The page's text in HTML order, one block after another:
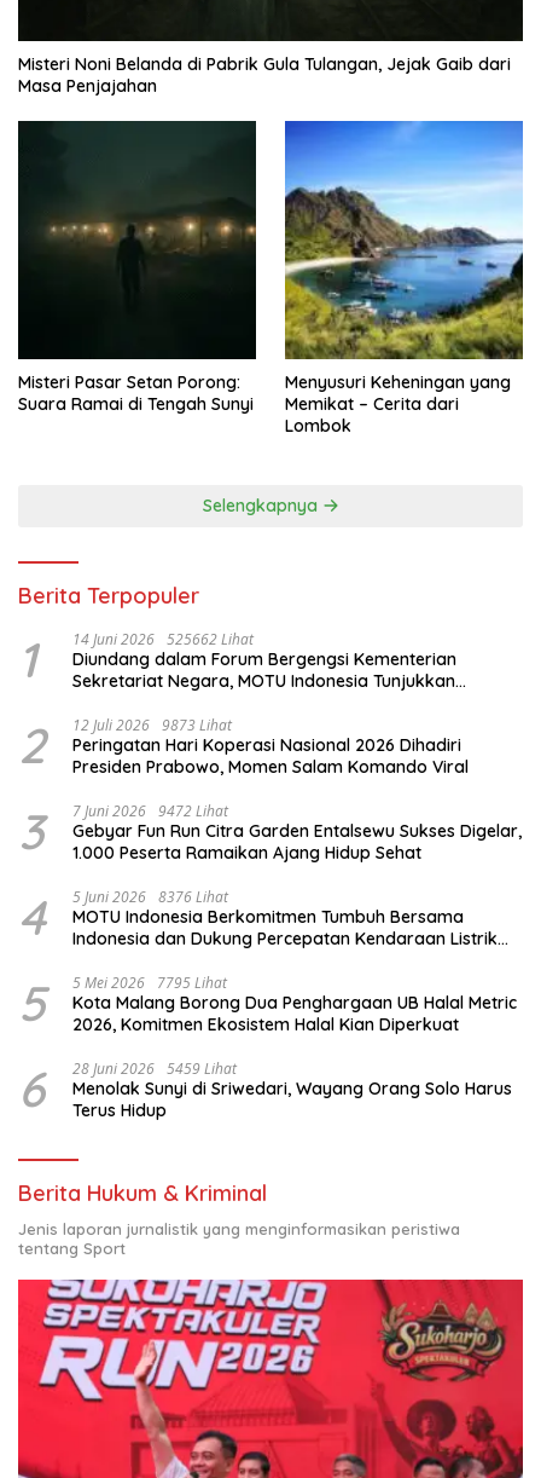
Misteri Noni Belanda di Pabrik Gula Tulangan, Jejak Gaib dari
Masa Penjajahan
Misteri Pasar Setan Porong:
Suara Ramai di Tengah Sunyi
Menyusuri Keheningan yang
Memikat – Cerita dari
Lombok
Selengkapnya
Berita Terpopuler
1 14 Juni 2026 525662 Lihat
Diundang dalam Forum Bergengsi Kementerian
Sekretariat Negara, MOTU Indonesia Tunjukkan
2 12 Juli 2026 9873 Lihat
Peringatan Hari Koperasi Nasional 2026 Dihadiri
Presiden Prabowo, Momen Salam Komando Viral
3 7 Juni 2026 9472 Lihat
Gebyar Fun Run Citra Garden Entalsewu Sukses Digelar,
1.000 Peserta Ramaikan Ajang Hidup Sehat
4 5 Juni 2026 8376 Lihat
MOTU Indonesia Berkomitmen Tumbuh Bersama
Indonesia dan Dukung Percepatan Kendaraan Listrik
5 5 Mei 2026 7795 Lihat
Kota Malang Borong Dua Penghargaan UB Halal Metric
2026, Komitmen Ekosistem Halal Kian Diperkuat
6 28 Juni 2026 5459 Lihat
Menolak Sunyi di Sriwedari, Wayang Orang Solo Harus
Terus Hidup
Berita Hukum & Kriminal
Jenis laporan jurnalistik yang menginformasikan peristiwa
tentang Sport